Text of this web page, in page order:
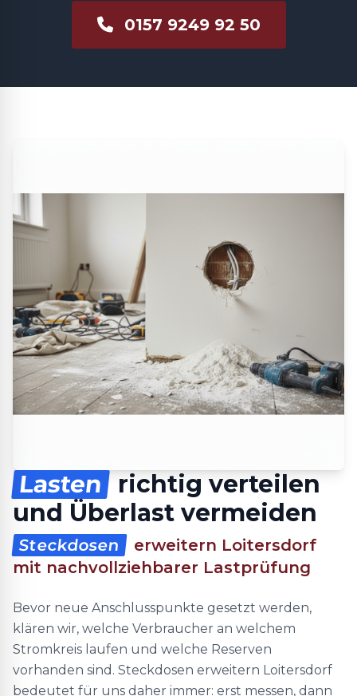
0157 9249 92 50
Lasten
richtig verteilen
und Überlast vermeiden
Steckdosen
erweitern Loitersdorf
mit nachvollziehbarer Lastprüfung
Bevor neue Anschlusspunkte gesetzt werden,
klären wir, welche Verbraucher an welchem
Stromkreis laufen und welche Reserven
vorhanden sind. Steckdosen erweitern Loitersdorf
bedeutet für uns daher immer: erst messen, dann